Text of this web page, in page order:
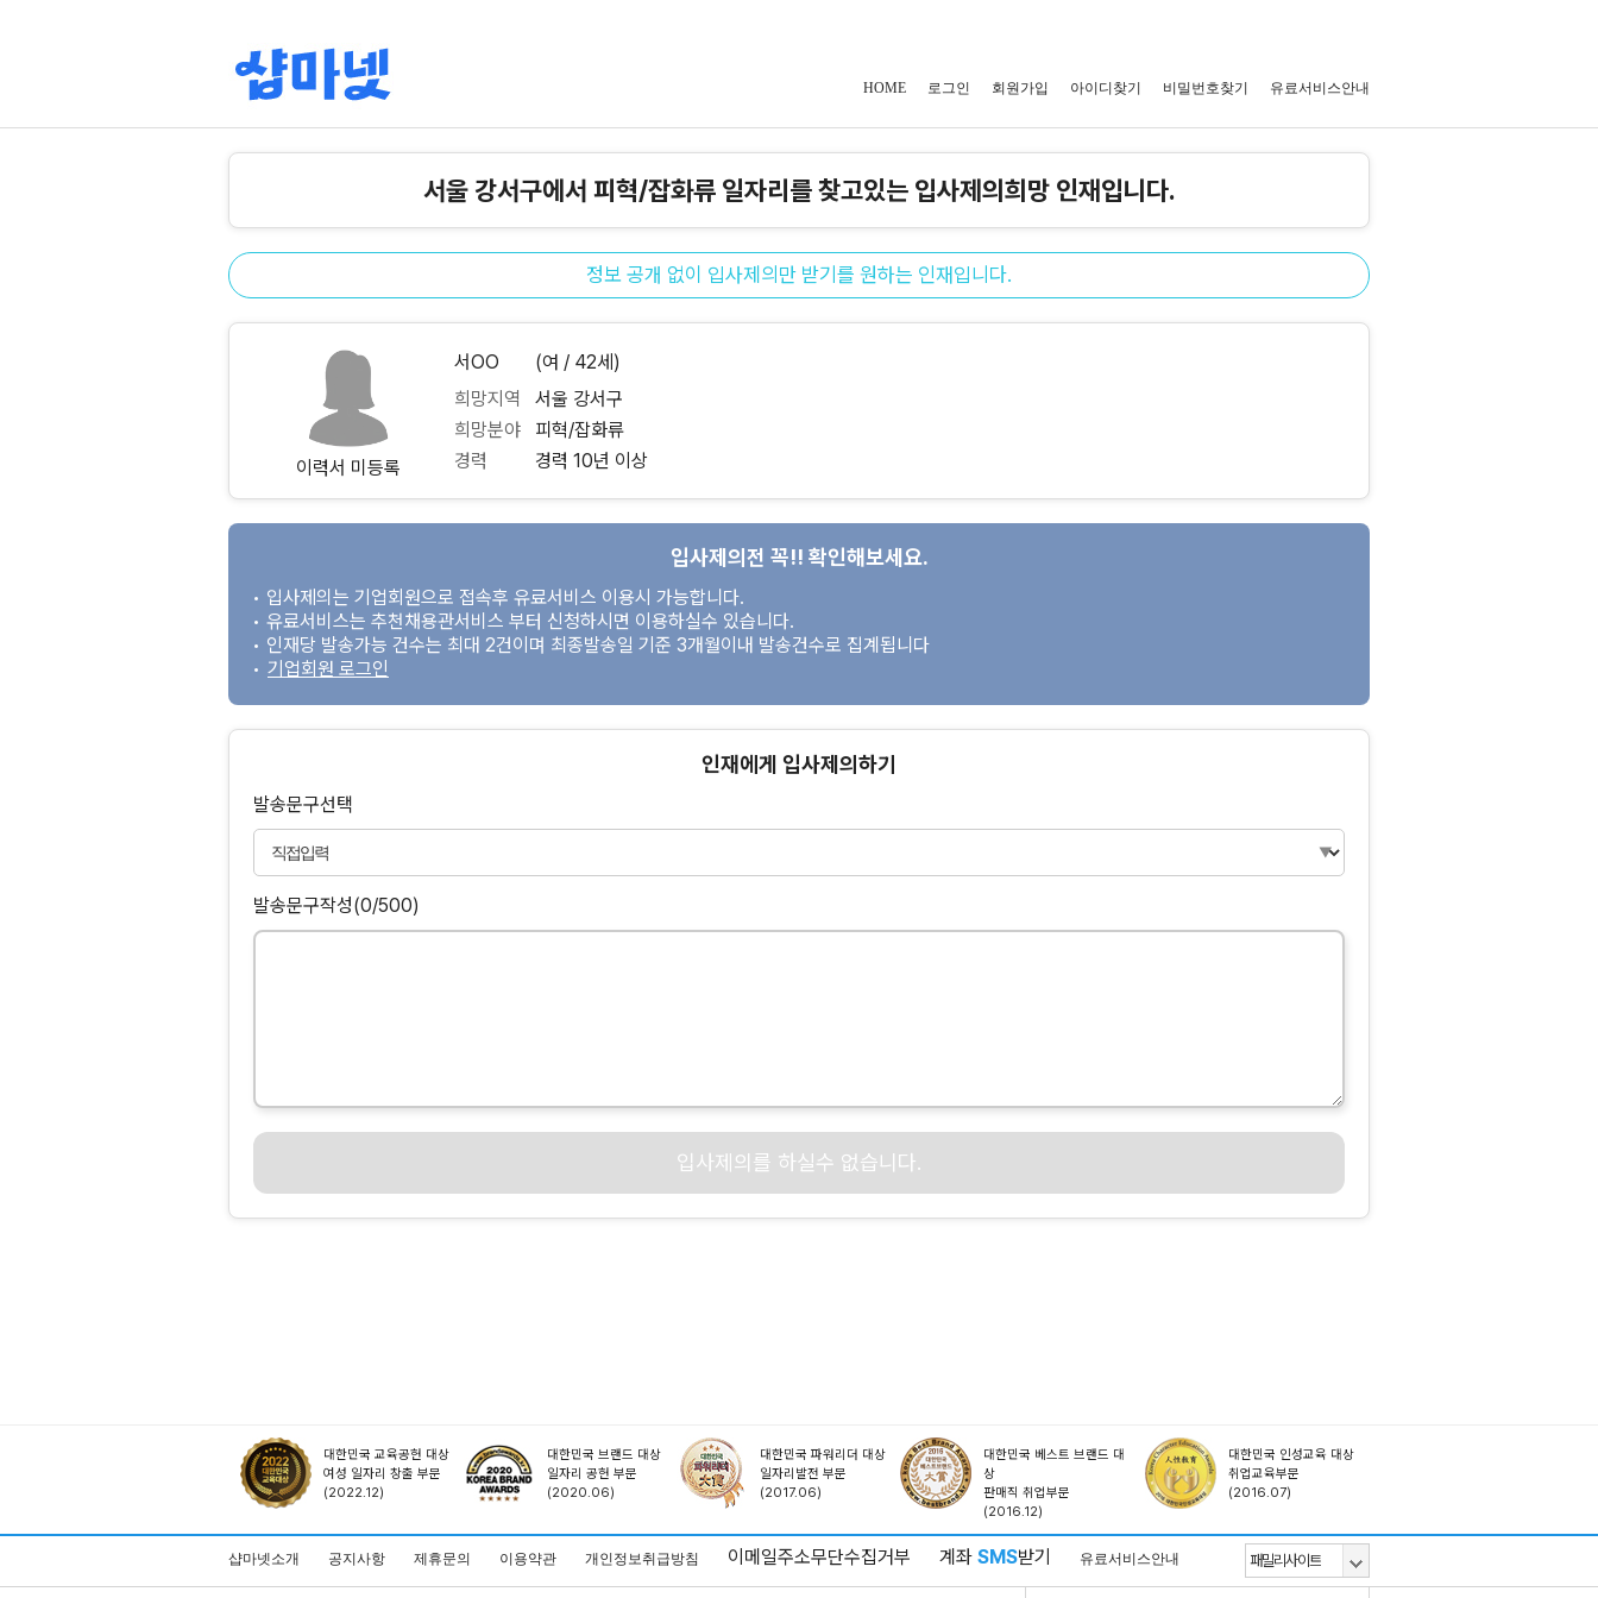
HOME 로그인 회원가입 아이디찾기 비밀번호찾기 유료서비스안내
서울 강서구에서 피혁/잡화류 일자리를 찾고있는 입사제의희망 인재입니다.
정보 공개 없이 입사제의만 받기를 원하는 인재입니다.
이력서 미등록
서OO
(여 / 42세)
희망지역
서울 강서구
희망분야
피혁/잡화류
경력
경력 10년 이상
입사제의전 꼭!! 확인해보세요.
• 입사제의는 기업회원으로 접속후 유료서비스 이용시 가능합니다.
• 유료서비스는 추천채용관서비스 부터 신청하시면 이용하실수 있습니다.
• 인재당 발송가능 건수는 최대 2건이며 최종발송일 기준 3개월이내 발송건수로 집계됩니다
• 기업회원 로그인
인재에게 입사제의하기
발송문구선택
발송문구작성(0/500)
입사제의를 하실수 없습니다.
대한민국 교육공헌 대상
여성 일자리 창출 부문
(2022.12)
대한민국 브랜드 대상
일자리 공헌 부문
(2020.06)
대한민국 파워리더 대상
일자리발전 부문
(2017.06)
대한민국 베스트 브랜드 대
상
판매직 취업부문
(2016.12)
대한민국 인성교육 대상
취업교육부문
(2016.07)
샵마넷소개 공지사항 제휴문의 이용약관 개인정보취급방침 이메일주소무단수집거부 계좌 SMS받기 유료서비스안내